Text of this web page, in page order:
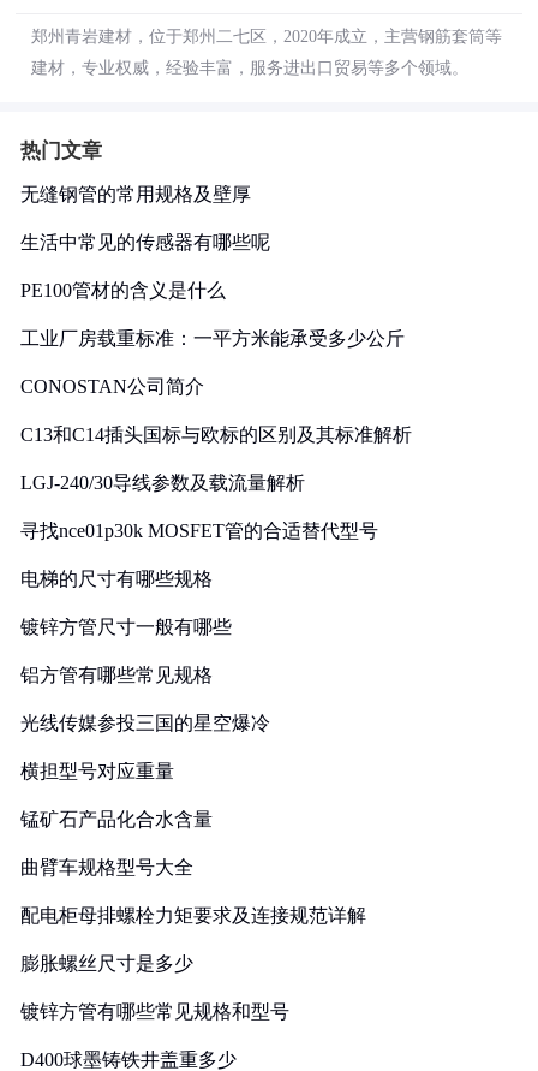
郑州青岩建材，位于郑州二七区，2020年成立，主营钢筋套筒等
建材，专业权威，经验丰富，服务进出口贸易等多个领域。
热门文章
无缝钢管的常用规格及壁厚
生活中常见的传感器有哪些呢
PE100管材的含义是什么
工业厂房载重标准：一平方米能承受多少公斤
CONOSTAN公司简介
C13和C14插头国标与欧标的区别及其标准解析
LGJ-240/30导线参数及载流量解析
寻找nce01p30k MOSFET管的合适替代型号
电梯的尺寸有哪些规格
镀锌方管尺寸一般有哪些
铝方管有哪些常见规格
光线传媒参投三国的星空爆冷
横担型号对应重量
锰矿石产品化合水含量
曲臂车规格型号大全
配电柜母排螺栓力矩要求及连接规范详解
膨胀螺丝尺寸是多少
镀锌方管有哪些常见规格和型号
D400球墨铸铁井盖重多少